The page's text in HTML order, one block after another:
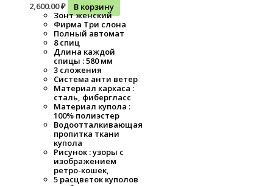
2,600.00₽
В корзину
Зонт женский
Фирма Три слона
Полный автомат
8 спиц
Длина каждой
спицы : 580 мм
3 сложения
Система анти ветер
Материал каркаса :
сталь, фибергласс
Материал купола :
100% полиэстер
Водоотталкивающая
пропитка ткани
купола
Рисунок : узоры с
изображением
ретро-кошек,
5 расцветок куполов